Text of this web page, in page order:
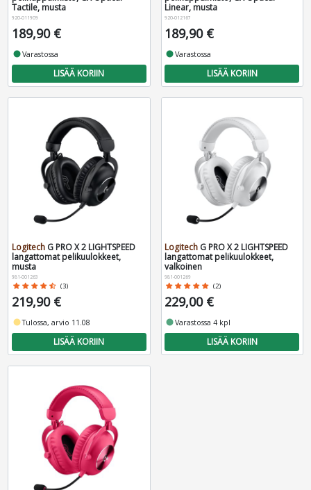
Tactile, musta
920-011909
189,90 €
fiber_manual_recordVarastossa
LISÄÄ KORIIN
Linear, musta
920-012167
189,90 €
fiber_manual_recordVarastossa
LISÄÄ KORIIN
Logitech G PRO X 2 LIGHTSPEED
langattomat pelikuulokkeet,
musta
981-001263
star star star star star_half (3)
219,90 €
fiber_manual_recordTulossa, arvio 11.08
LISÄÄ KORIIN
Logitech G PRO X 2 LIGHTSPEED
langattomat pelikuulokkeet,
valkoinen
981-001269
star star star star star (2)
229,00 €
fiber_manual_recordVarastossa 4 kpl
LISÄÄ KORIIN